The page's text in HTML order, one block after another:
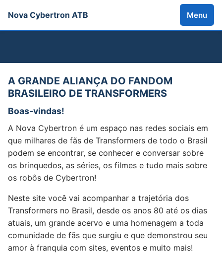
Nova Cybertron ATB Menu
A GRANDE ALIANÇA DO FANDOM
BRASILEIRO DE TRANSFORMERS
Boas-vindas!
A Nova Cybertron é um espaço nas redes sociais em
que milhares de fãs de Transformers de todo o Brasil
podem se encontrar, se conhecer e conversar sobre
os brinquedos, as séries, os filmes e tudo mais sobre
os robôs de Cybertron!
Neste site você vai acompanhar a trajetória dos
Transformers no Brasil, desde os anos 80 até os dias
atuais, um grande acervo e uma homenagem a toda
comunidade de fãs que surgiu e que demonstrou seu
amor à franquia com sites, eventos e muito mais!